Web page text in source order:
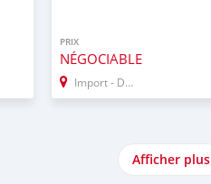
PRIX
NÉGOCIABLE
Import - Dubai
Afficher plus